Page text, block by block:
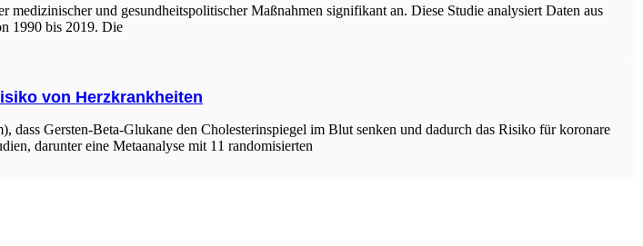
und gesundheitspolitischer Maßnahmen signifikant an. Diese Studie analysiert Daten aus
1990 bis 2019. Die
von Herzkrankheiten
dass Gersten-Beta-Glukane den Cholesterinspiegel im Blut senken und dadurch das Risiko für koronare
darunter eine Metaanalyse mit 11 randomisierten